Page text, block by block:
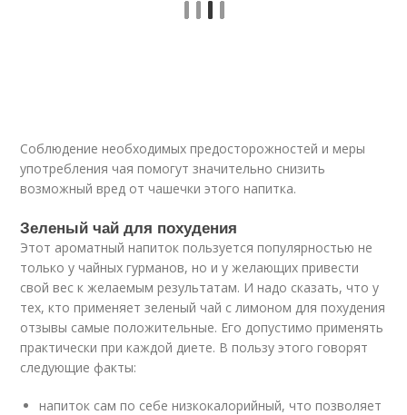
Соблюдение необходимых предосторожностей и меры
употребления чая помогут значительно снизить
возможный вред от чашечки этого напитка.
Зеленый чай для похудения
Этот ароматный напиток пользуется популярностью не
только у чайных гурманов, но и у желающих привести
свой вес к желаемым результатам. И надо сказать, что у
тех, кто применяет зеленый чай с лимоном для похудения
отзывы самые положительные. Его допустимо применять
практически при каждой диете. В пользу этого говорят
следующие факты:
напиток сам по себе низкокалорийный, что позволяет